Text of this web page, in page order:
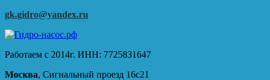
gk.gidro@yandex.ru
Работаем с 2014г. ИНН: 7725831647
Москва, Сигнальный проезд 16с21